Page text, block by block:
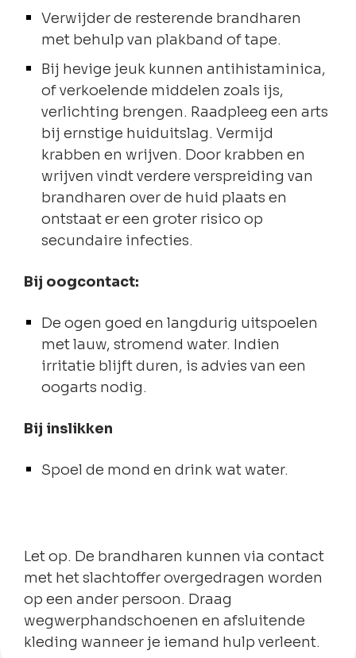
Verwijder de resterende brandharen
met behulp van plakband of tape.
Bij hevige jeuk kunnen antihistaminica,
of verkoelende middelen zoals ijs,
verlichting brengen. Raadpleeg een arts
bij ernstige huiduitslag. Vermijd
krabben en wrijven. Door krabben en
wrijven vindt verdere verspreiding van
brandharen over de huid plaats en
ontstaat er een groter risico op
secundaire infecties.
Bij oogcontact:
De ogen goed en langdurig uitspoelen
met lauw, stromend water. Indien
irritatie blijft duren, is advies van een
oogarts nodig.
Bij inslikken
Spoel de mond en drink wat water.
Let op. De brandharen kunnen via contact
met het slachtoffer overgedragen worden
op een ander persoon. Draag
wegwerphandschoenen en afsluitende
kleding wanneer je iemand hulp verleent.